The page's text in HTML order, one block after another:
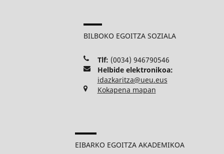
BILBOKO EGOITZA SOZIALA
Tlf: (0034) 946790546
Helbide elektronikoa:
idazkaritza@ueu.eus
Kokapena mapan
EIBARKO EGOITZA AKADEMIKOA